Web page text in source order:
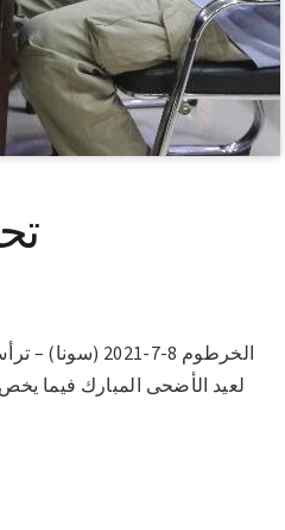
الخرطوم 8-7-
لعيد الأضحى المبارك فيما يخص